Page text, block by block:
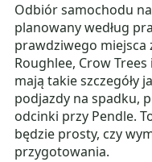
Odbiór samochodu
planowany według
prawdziwego miejsca
Roughlee, Crow
mają takie szczegóły
podjazdy na spadku,
odcinki przy Pendle.
będzie prosty, czy
przygotowania.